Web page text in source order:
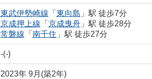
東武伊勢崎線 「 東向島 」駅 徒歩7分
京成押上線 「 京成曳舟」駅 徒歩28分
常磐線 「 南千住 」駅 徒歩27分
-(-)
2023年 9月(築2年)